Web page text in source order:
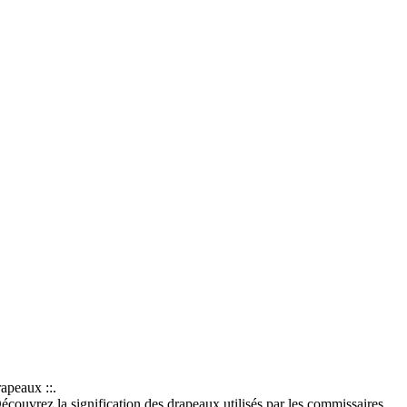
::.
la signification des drapeaux utilisés par les commissaires